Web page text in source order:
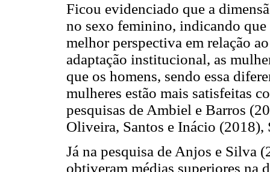
Ficou evidenciado que a
no sexo feminino, indicando que
melhor perspectiva em relação
adaptação institucional, as
que os homens, sendo essa
mulheres estão mais satisfeitas
pesquisas de Ambiel e Barros
Oliveira, Santos e Inácio (2018),
Já na pesquisa de Anjos e Silva
obtiveram médias superiores na